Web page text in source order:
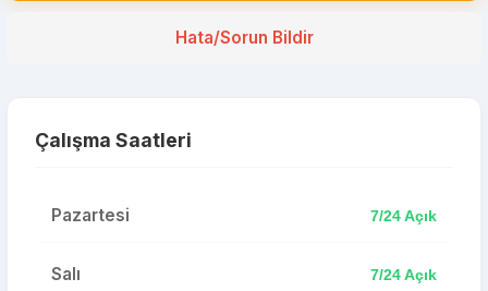
Hata/Sorun Bildir
Çalışma Saatleri
Pazartesi 7/24 Açık
Salı 7/24 Açık